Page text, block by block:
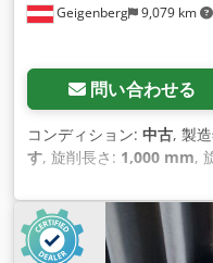
Geigenberg 9,079 km
問い合わせる
コンディション: 中古, 製
す, 旋削長さ: 1,000 mm,
,
トルク:1,450 Nm, チャ
ト / マニュアル, 回転速度